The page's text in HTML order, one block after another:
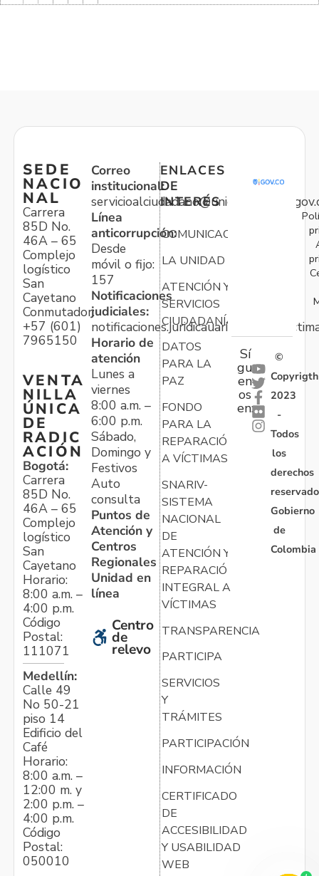
SEDE
NACIO
NAL
Carrera
85D No.
46A – 65
Complejo
logístico
San
Cayetano
Conmutador:
+57 (601)
7965150
VENTA
NILLA
ÚNICA
DE
RADIC
ACIÓN
Bogotá:
Carrera
85D No.
46A – 65
Complejo
logístico
San
Cayetano
Horario:
8:00 a.m. –
4:00 p.m.
Código
Postal:
111071
Medellín:
Calle 49
No 50-21
piso 14
Edificio del
Café
Horario:
8:00 a.m. –
12:00 m. y
2:00 p.m. –
4:00 p.m.
Código
Postal:
050010
Correo
institucional:
Línea
anticorrupción:
Desde
móvil o fijo:
157
Notificaciones
judiciales:
Horario de
atención
Lunes a
viernes
8:00 a.m. –
6:00 p.m.
Sábado,
Domingo y
Festivos
Auto
consulta
Puntos de
Atención y
Centros
Regionales
Unidad en
línea
Centro
de
relevo
ENLACES
DE
INTERÉS
COMUNICACIONES
LA UNIDAD
ATENCIÓN Y
SERVICIOS
CIUDADANÍA
DATOS
PARA LA
PAZ
FONDO
PARA LA
REPARACIÓN
A VÍCTIMAS
SNARIV-
SISTEMA
NACIONAL
DE
ATENCIÓN Y
REPARACIÓN
INTEGRAL A
VÍCTIMAS
TRANSPARENCIA
PARTICIPA
SERVICIOS
Y
TRÁMITES
PARTICIPACIÓN
INFORMACIÓN
CERTIFICADO
DE
ACCESIBILIDAD
Y USABILIDAD
WEB
Sí
gu
en
os
en:
©
Copyrigth
2023
-
Todos
los
derechos
Gobierno
de
Colombia